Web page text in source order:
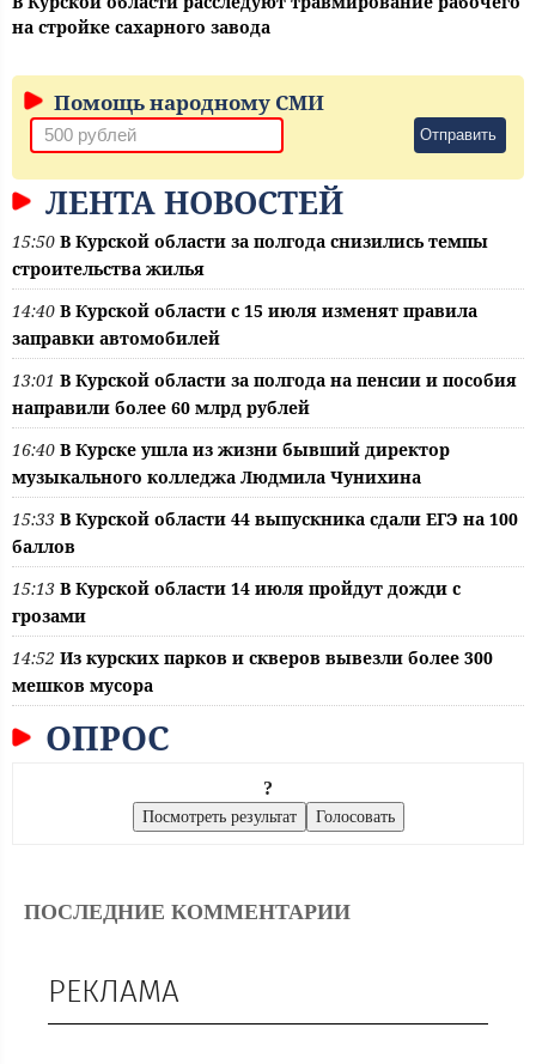
на стройке сахарного завода
Помощь народному СМИ
Отправить
ЛЕНТА НОВОСТЕЙ
15:50 В Курской области за полгода снизились темпы
строительства жилья
14:40 В Курской области с 15 июля изменят правила
заправки автомобилей
13:01 В Курской области за полгода на пенсии и пособия
направили более 60 млрд рублей
16:40 В Курске ушла из жизни бывший директор
музыкального колледжа Людмила Чунихина
15:33 В Курской области 44 выпускника сдали ЕГЭ на 100
баллов
15:13 В Курской области 14 июля пройдут дожди с
грозами
14:52 Из курских парков и скверов вывезли более 300
мешков мусора
ОПРОС
?
ПОСЛЕДНИЕ КОММЕНТАРИИ
РЕКЛАМА